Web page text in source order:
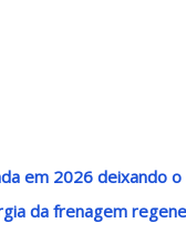
em 2026 deixando
da frenagem